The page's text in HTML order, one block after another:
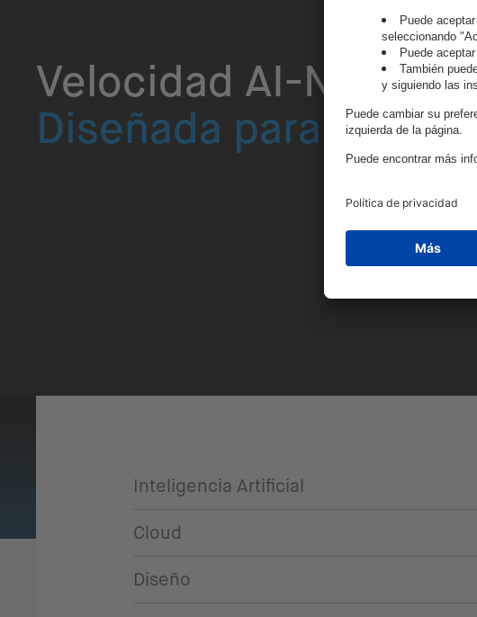
Velocidad AI-Native.
Diseñada para Crecer.
Inteligencia Artificial
Cloud
Diseño